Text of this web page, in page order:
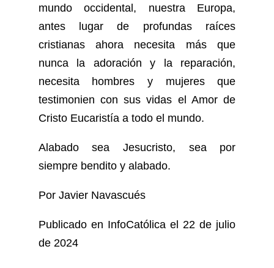
mundo occidental, nuestra Europa,
antes lugar de profundas raíces
cristianas ahora necesita más que
nunca la adoración y la reparación,
necesita hombres y mujeres que
testimonien con sus vidas el Amor de
Cristo Eucaristía a todo el mundo.
Alabado sea Jesucristo, sea por
siempre bendito y alabado.
Por Javier Navascués
Publicado en InfoCatólica el 22 de julio
de 2024